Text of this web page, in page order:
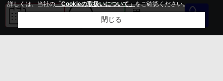
来店予約 LINE 会員登録
詳しくは、当社の「Cookieの取扱いについて」をご確認ください。
閉じる